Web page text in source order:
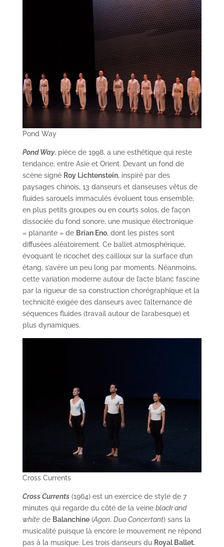
Pond Way
Pond Way, pièce de 1998, a une esthétique qui reste
tendance, entre Asie et Orient. Devant un fond de
scène signé Roy Lichtenstein, inspiré par des
paysages chinois, 13 danseurs et danseuses vêtus de
fluides sarouels immaculés évoluent tous ensemble,
en plus petits groupes ou en courts solos, de façon
dissociée du fond sonore, une musique électronique
« planante » de Brian Eno, dont les pistes sont
diffusées aléatoirement. Ce ballet atmosphérique,
évoquant le ricochet des cailloux sur la surface d’un
étang, s’avère un peu long par moments. Néanmoins,
cette variation moderne autour de l’acte blanc fascine
par la rigueur de sa construction chorégraphique et la
technicité exigée des danseurs avec l’alternance de
séquences fluides (travail autour de l’arabesque) et
plus dynamiques.
Cross Currents
Cross Currents(1964) est un exercice de style de 7
minutes qui regarde du côté de la veine black and
white de Balanchine(Agon, Duo Concertant) sans la
musicalité puisque là encore le mouvement ne répond
pas à la musique. Les trois danseurs du Royal Ballet,